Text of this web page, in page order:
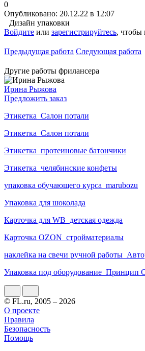
0
Опубликовано: 20.12.22 в 12:07
Дизайн упаковки
Войдите или зарегистрируйтесь, чтобы
Предыдущая работа Следующая работа
Другие работы фрилансера
Ирина Рыжова
Предложить заказ
Этикетка_Салон потали
Этикетка_Салон потали
Этикетка_протеиновые батончики
Этикетка_челябинские конфеты
упаковка обучающего курса_marubozu
Упаковка для шоколада
Карточка для WB_детская одежда
Карточка OZON_стройматериалы
наклейка на свечи ручной
Упаковка под оборудование_Принцип
© FL.ru, 2005 – 2026
О проекте
Правила
Безопасность
Помощь